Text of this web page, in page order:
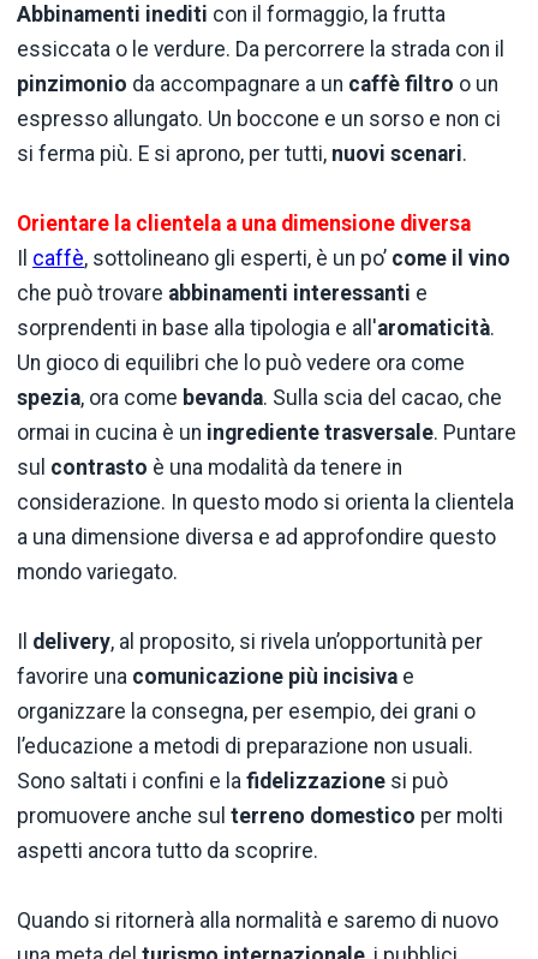
Abbinamenti inediti con il formaggio, la frutta
essiccata o le verdure. Da percorrere la strada con il
pinzimonio da accompagnare a un caffè filtro o un
espresso allungato. Un boccone e un sorso e non ci
si ferma più. E si aprono, per tutti, nuovi scenari.
Orientare la clientela a una dimensione diversa
Il caffè, sottolineano gli esperti, è un po’ come il vino
che può trovare abbinamenti interessanti e
sorprendenti in base alla tipologia e all'aromaticità.
Un gioco di equilibri che lo può vedere ora come
spezia, ora come bevanda. Sulla scia del cacao, che
ormai in cucina è un ingrediente trasversale. Puntare
sul contrasto è una modalità da tenere in
considerazione. In questo modo si orienta la clientela
a una dimensione diversa e ad approfondire questo
mondo variegato.
Il delivery, al proposito, si rivela un’opportunità per
favorire una comunicazione più incisiva e
organizzare la consegna, per esempio, dei grani o
l’educazione a metodi di preparazione non usuali.
Sono saltati i confini e la fidelizzazione si può
promuovere anche sul terreno domestico per molti
aspetti ancora tutto da scoprire.
Quando si ritornerà alla normalità e saremo di nuovo